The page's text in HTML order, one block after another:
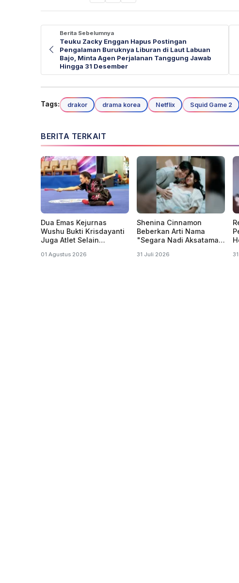
Berita Sebelumnya
Teuku Zacky Enggan Hapus Postingan
Pengalaman Buruknya Liburan di Laut Labuan
Bajo, Minta Agen Perjalanan Tanggung Jawab
Hingga 31 Desember
Tags: drakor drama korea Netflix Squid Game 2
BERITA TERKAIT
Dua Emas Kejurnas
Wushu Bukti Krisdayanti
Juga Atlet Selain
01 Agustus 2026
Shenina Cinnamon
Beberkan Arti Nama
"Segara Nadi Aksatama"
Angga Yunanda
31 Juli 2026